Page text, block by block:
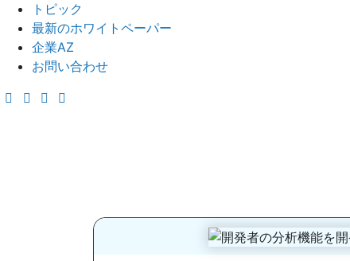
トピック
最新のホワイトペーパー
企業AZ
お問い合わせ